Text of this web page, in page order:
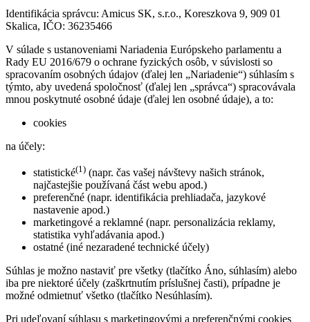
Identifikácia správcu: Amicus SK, s.r.o., Koreszkova 9, 909 01
Skalica, IČO: 36235466
V súlade s ustanoveniami Nariadenia Európskeho parlamentu a
Rady EU 2016/679 o ochrane fyzických osôb, v súvislosti so
spracovaním osobných údajov (ďalej len „Nariadenie“) súhlasím s
týmto, aby uvedená spoločnosť (ďalej len „správca“) spracovávala
mnou poskytnuté osobné údaje (ďalej len osobné údaje), a to:
cookies
na účely:
statistické(1) (napr. čas vašej návštevy našich stránok,
najčastejšie používaná část webu apod.)
preferenčné (napr. identifikácia prehliadača, jazykové
nastavenie apod.)
marketingové a reklamné (napr. personalizácia reklamy,
statistika vyhľadávania apod.)
ostatné (iné nezaradené technické účely)
Súhlas je možno nastaviť pre všetky (tlačítko Áno, súhlasím) alebo
iba pre niektoré účely (zaškrtnutím príslušnej časti), prípadne je
možné odmietnuť všetko (tlačítko Nesúhlasím).
Pri udeľovaní súhlasu s marketingovými a preferenčnými cookies